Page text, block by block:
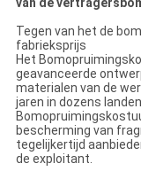
van de
Tegen van het de
fabrieksprijs
Het
geavanceerde
materialen van de
jaren in dozens
bescherming van
tegelijkertijd
de exploitant.